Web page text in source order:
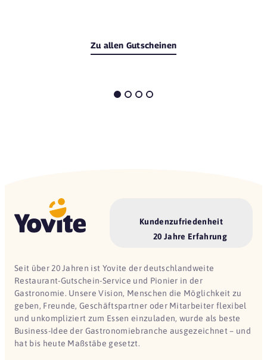
Zu allen Gutscheinen
Kundenzufriedenheit
20 Jahre Erfahrung
Seit über 20 Jahren ist Yovite der deutschlandweite
Restaurant-Gutschein-Service und Pionier in der
Gastronomie. Unsere Vision, Menschen die Möglichkeit zu
geben, Freunde, Geschäftspartner oder Mitarbeiter flexibel
und unkompliziert zum Essen einzuladen, wurde als beste
Business-Idee der Gastronomiebranche ausgezeichnet – und
hat bis heute Maßstäbe gesetzt.